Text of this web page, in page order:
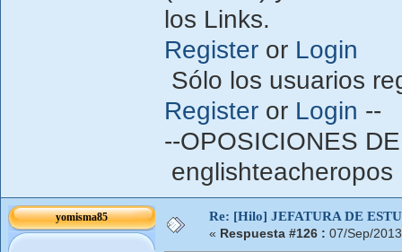
los Links.
Register or Login
Sólo los usuarios
Register or Login --
--OPOSICIONES
englishteacheropos
yomisma85 Re: [Hilo] JEFATURA DE
« Respuesta #126 : 07/Sep/